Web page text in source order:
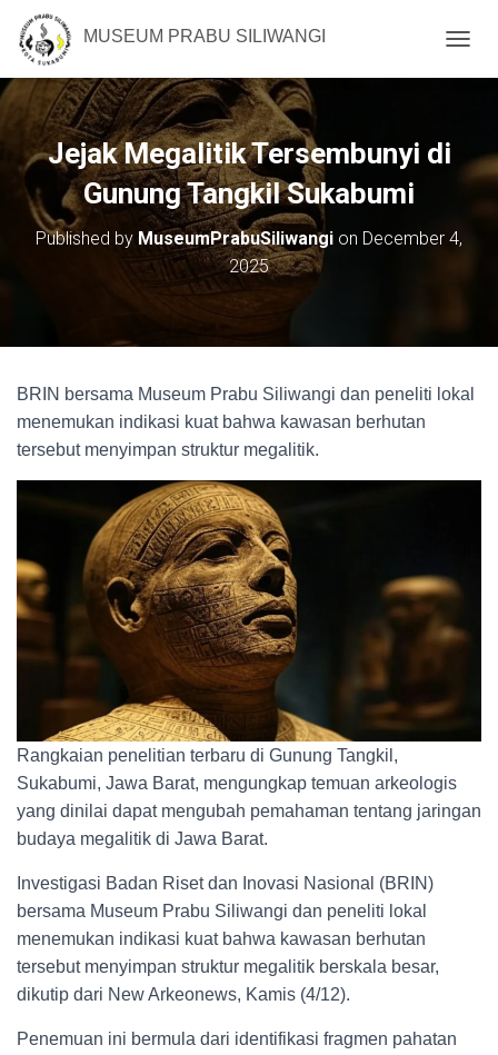
MUSEUM PRABU SILIWANGI
O
I
O
Jejak Megalitik Tersembunyi di
Gunung Tangkil Sukabumi
Published by MuseumPrabuSiliwangi on December 4,
2025
BRIN bersama Museum Prabu Siliwangi dan peneliti lokal
menemukan indikasi kuat bahwa kawasan berhutan
tersebut menyimpan struktur megalitik.
Rangkaian penelitian terbaru di Gunung Tangkil,
Sukabumi, Jawa Barat, mengungkap temuan arkeologis
yang dinilai dapat mengubah pemahaman tentang jaringan
budaya megalitik di Jawa Barat.
Investigasi Badan Riset dan Inovasi Nasional (BRIN)
bersama Museum Prabu Siliwangi dan peneliti lokal
menemukan indikasi kuat bahwa kawasan berhutan
tersebut menyimpan struktur megalitik berskala besar,
dikutip dari New Arkeonews, Kamis (4/12).
Penemuan ini bermula dari identifikasi fragmen pahatan